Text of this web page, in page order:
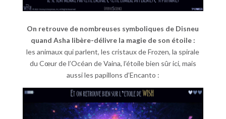
On retrouve de nombreuses symboliques de Disneu
quand Asha libère-délivre la magie de son étoile :
les animaux qui parlent, les cristaux de Frozen, la spirale
du Cœur de l’Océan de Vaina, l’étoile bien sûr ici, mais
aussi les papillons d’Encanto :